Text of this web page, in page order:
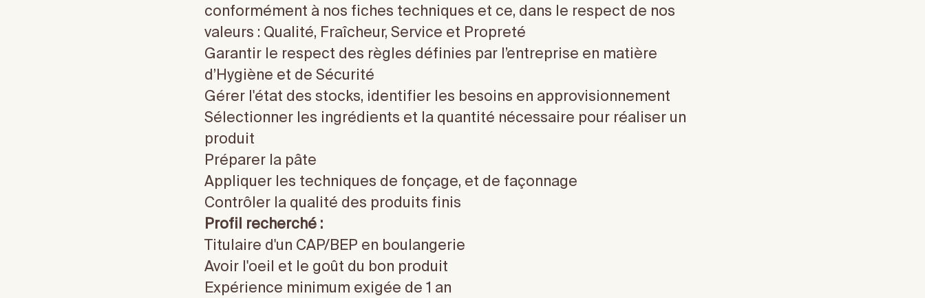
conformément à nos fiches techniques et ce, dans le respect de nos
valeurs : Qualité, Fraîcheur, Service et Propreté
Garantir le respect des règles définies par l’entreprise en matière
d’Hygiène et de Sécurité
Gérer l'état des stocks, identifier les besoins en approvisionnement
Sélectionner les ingrédients et la quantité nécessaire pour réaliser un
produit
Préparer la pâte
Appliquer les techniques de fonçage, et de façonnage
Contrôler la qualité des produits finis
Profil recherché :
Titulaire d'un CAP/BEP en boulangerie
Avoir l'oeil et le goût du bon produit
Expérience minimum exigée de 1 an